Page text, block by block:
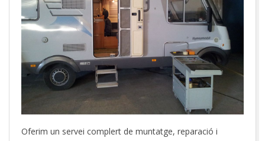
Oferim un servei complert de muntatge, reparació i